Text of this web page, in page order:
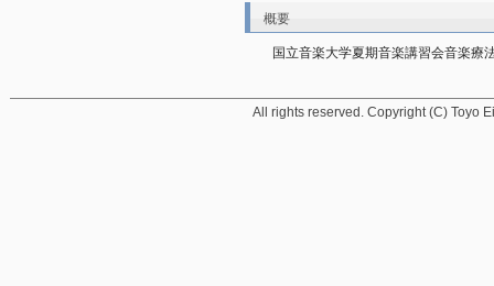
概要
国立音楽大学夏期音楽講習会音楽療